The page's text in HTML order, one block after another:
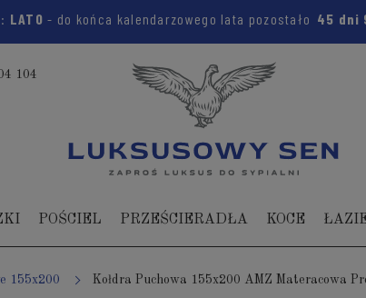
LATO - do końca kalendarzowego lata pozostało 45 dni
104
POŚCIEL PRZEŚCIERADŁA KOCE
155x200 Kołdra Puchowa 155x200 AMZ Materacowa